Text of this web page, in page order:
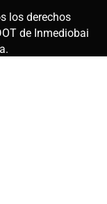
los derechos
de Inmediobai
.